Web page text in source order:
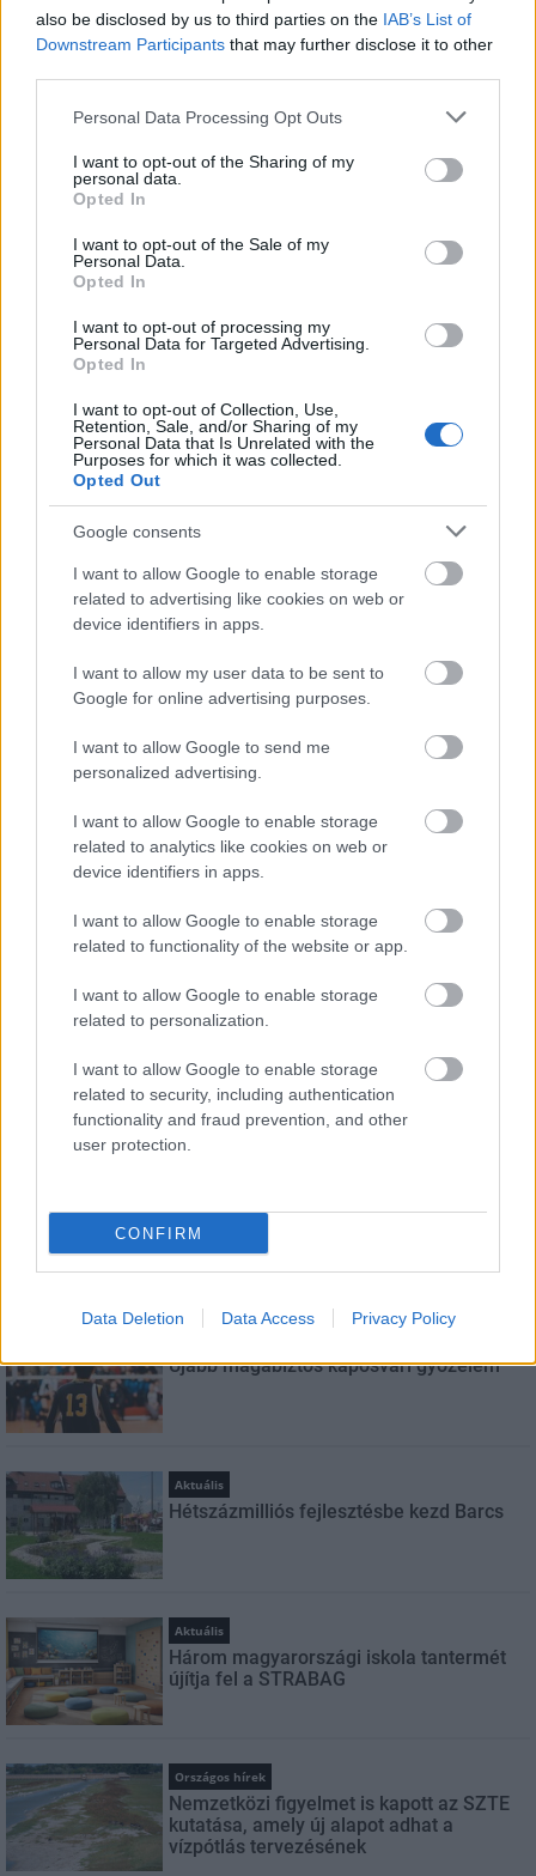
also be disclosed by us to third parties on the IAB’s List of
Downstream Participants that may further disclose it to other
Please note that this website/app uses one or more Google
not limited to your visit or usage behaviour. You may click to
grant or deny consent to Google and its third-party tags to
use your data for below specified purposes in below Google
consent section.
Personal Data Processing Opt Outs
I want to opt-out of the Sharing of my
personal data.
Opted In
I want to opt-out of the Sale of my
Personal Data.
Opted In
I want to opt-out of processing my
Personal Data for Targeted Advertising.
Opted In
I want to opt-out of Collection, Use,
Retention, Sale, and/or Sharing of my
Personal Data that Is Unrelated with the
Purposes for which it was collected.
Opted Out
Google consents
I want to allow Google to enable storage
related to advertising like cookies on web or
device identifiers in apps.
I want to allow my user data to be sent to
Google for online advertising purposes.
I want to allow Google to send me
personalized advertising.
I want to allow Google to enable storage
related to analytics like cookies on web or
device identifiers in apps.
I want to allow Google to enable storage
related to functionality of the website or app.
I want to allow Google to enable storage
related to personalization.
I want to allow Google to enable storage
related to security, including authentication
functionality and fraud prevention, and other
user protection.
CONFIRM
Data Deletion Data Access Privacy Policy
Hódmezővásárhely iskolaépítés FERROÉP Zrt. oktatási beruházás
Másfélszeresére bővítik Hódmezővásárhely jó hírű
református iskoláját
A Szőnyi Benjámin Általános Iskola fejlesztését a FERROÉP
kivitelezheti; a munkák csaknem egy évig tartanak majd.
Flórián téri felüljárón
Paks II.: Mit jelent az 5. blokk új
mérföldköve a felülvizsgálat
árnyékában?
Elkészült a Liszt Ferenc repülőtér
közelében lévő logisztikai bázis út- és
közműhálózatának fejlesztése
Látlelet a hazai víziközművekről?
Egyetlen, fél évszázados vezetéken
múlt Bicske vízellátása
HÍRLEVÉL
E-mail cím
Feliratkozom a hírlevélre és elfogadom az
szabályzatot!
Újabb magabiztos kaposvári győzelem
Aktuális
Hétszázmilliós fejlesztésbe kezd Barcs
Aktuális
Három magyarországi iskola tantermét
újítja fel a STRABAG
Országos hírek
Nemzetközi figyelmet is kapott az SZTE
kutatása, amely új alapot adhat a
vízpótlás tervezésének